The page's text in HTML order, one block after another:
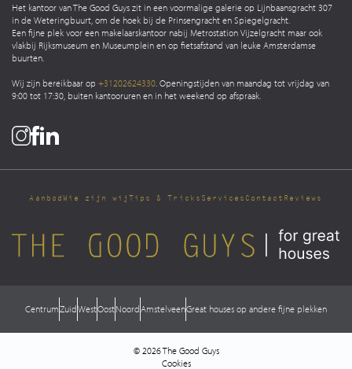
Het kantoor van The Good Guys zit in een voormalige galerie op Lijnbaansgracht 307
in de Weteringbuurt, om de hoek bij de Prinsengracht en Spiegelgracht.
Een fijne plek voor een makelaarskantoor nabij Metrostation Vijzelgracht maar ook
vlakbij Rijksmuseum en Museumplein en op fietsafstand van leuke Amsterdamse
buurten.
Wij zijn bereikbaar op +31202624330 . Openingstijden van maandag tot vrijdag van
9:00 tot 17:30, buiten kantooruren en in het weekend op afspraak.
AanbodWie zijn wijTips & Tricks Services Contact Reviews
CentrumZuidWestOostNoordAmstelveenGreat houses op andere fijne plekken
© 2026 The Good Guys
Cookies